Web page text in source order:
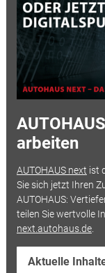
arbeiten
AUTOHAUS next ist
Sie sich jetzt Ihren
AUTOHAUS:
teilen Sie wertvolle
next.autohaus.de.
Aktuelle